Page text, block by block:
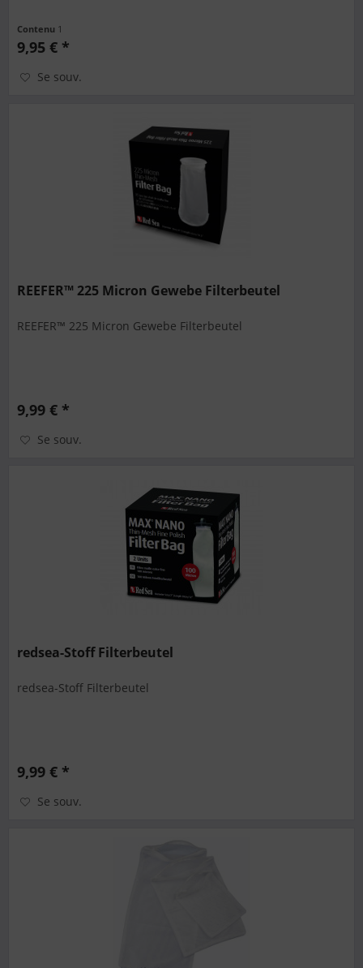
Contenu 1
9,95 € *
Se souv.
REEFER™ 225 Micron Gewebe Filterbeutel
REEFER™ 225 Micron Gewebe Filterbeutel
9,99 € *
Se souv.
redsea-Stoff Filterbeutel
redsea-Stoff Filterbeutel
9,99 € *
Se souv.